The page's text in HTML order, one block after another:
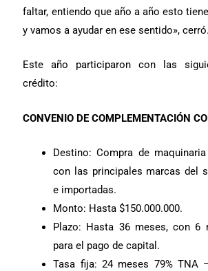
faltar, entiendo que año a año esto
y vamos a ayudar en ese sentido», cerró.
Este año participaron con las
crédito:
CONVENIO DE COMPLEMENTACIÓN
Destino: Compra de
con las principales marcas del
e importadas.
Monto: Hasta $150.000.000.
Plazo: Hasta 36 meses, con 6
para el pago de capital.
Tasa fija: 24 meses 79% TNA